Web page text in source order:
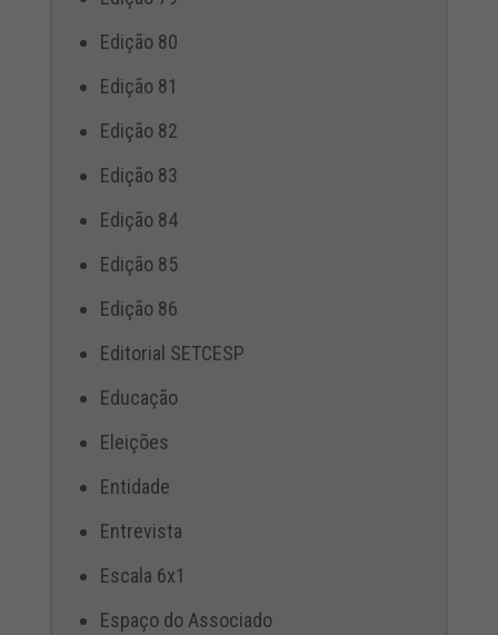
Edição 80
Edição 81
Edição 82
Edição 83
Edição 84
Edição 85
Edição 86
Editorial SETCESP
Educação
Eleições
Entidade
Entrevista
Escala 6x1
Espaço do Associado